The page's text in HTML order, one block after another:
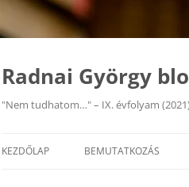
Kilépés
tartalomba
Radnai György
"Nem tudhatom…" – IX. évfolyam
KEZDŐLAP BEMUTATKOZÁS